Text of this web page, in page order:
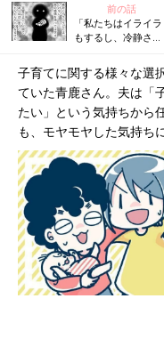
前の話
「私たちはイライラ
もするし、冷静さも
が安全な子育てにつ
ながる『ふうふう子
育て ＃42』
子育てに関する様々な選
ていた青鹿さん。夫は「
たい」という気持ちから
も、モヤモヤした気持ち